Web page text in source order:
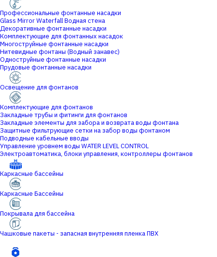
Профессиональные фонтанные насадки
Glass Mirror Waterfall Водная стена
Декоративные фонтанные насадки
Комплектующие для фонтанных насадок
Многоструйные фонтанные насадки
Нитевидные фонтаны (Водный занавес)
Одноструйные фонтанные насадки
Прудовые фонтанные насадки
Освещение для фонтанов
Комплектующие для фонтанов
Закладные трубы и фитинги для фонтанов
Закладные элементы для забора и возврата воды фонтана
Защитные фильтрующие сетки на забор воды фонтаном
Подводные кабельные вводы
Управление уровнем воды WATER LEVEL CONTROL
Электроавтоматика, блоки управления, контроллеры фонтанов
Каркасные бассейны
Каркасные Бассейны
Покрывала для бассейна
Чашковые пакеты - запасная внутренняя пленка ПВХ